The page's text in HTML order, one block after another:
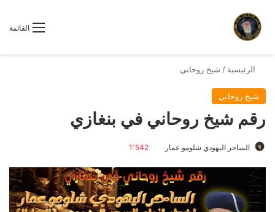
القائمة
الرئيسية / شيخ روحاني
شيخ روحاني
رقم شيخ روحاني في بنغازي
الساحر اليهودي شلومو عمار 1٬542